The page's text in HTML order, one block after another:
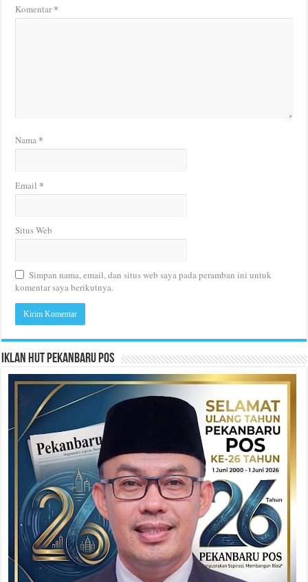
Komentar*
Nama *
Email *
Situs Web
Simpan nama, email, dan situs web saya pada peramban ini untuk
komentar saya berikutnya.
Iklan HUT Pekanbaru Pos